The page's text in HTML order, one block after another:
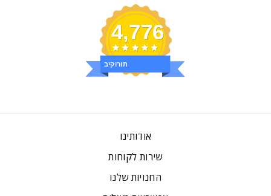
4,776
ביקורות
אודותינו
שירות לקוחות
החנויות שלנו